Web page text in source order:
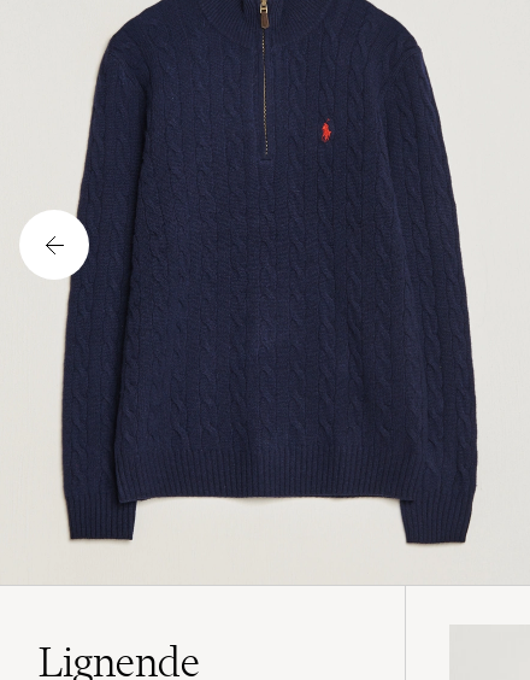
Lignende